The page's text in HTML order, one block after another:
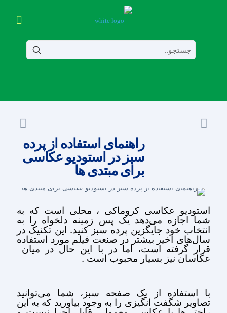
راهنمای استفاده از پرده
سبز در استودیو عکاسی
برای مبتدی ها
استودیو عکاسی کروماکی ، محلی است که به
شما اجازه می‌دهد یک پس زمینه دلخواه را به
انتخاب خود جایگزین پرده سبز کنید. این تکنیک در
سال‌های اخیر بیشتر در صنعت فیلم مورد استفاده
قرار گرفته است، اما در با این حال در میان
عکاسان نیز بسیار محبوب است .
با استفاده از یک صفحه سبز، شما می‌توانید
تصاویر شگفت انگیزی را به وجود بیاورید که به این